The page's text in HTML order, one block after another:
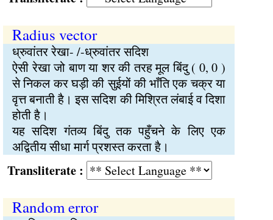
Radius vector
ध्रुवांतर रेखा- /-ध्रुवांतर सदिश
ऐसी रेखा जो बाण या शर की तरह मूल बिंदु ( 0, 0 )
से निकल कर घड़ी की सुईयों की भाँति एक चक्र या
वृत्त बनाती है। इस सदिश की मिश्रित लंबाई व दिशा
होती है।
यह सदिश गंतव्य बिंदु तक पहुँचने के लिए एक
अद्वितीय सीधा मार्ग प्रशस्त करता है।
:
Random error